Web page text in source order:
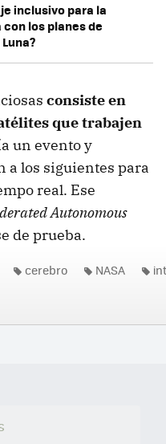
inclusivo para la
los planes de
consiste en
que trabajen
un evento y
los siguientes para
real. Ese
Autonomous
de prueba.
cerebro NASA